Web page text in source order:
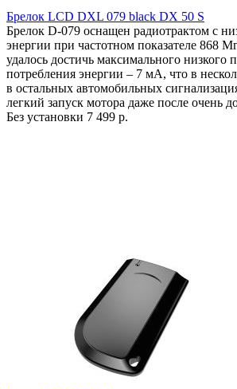
Брелок LCD DXL 079 black DX 50 S
Брелок D-079 оснащен радиотрактом с
энергии при частотном показателе 868
удалось достичь максимального низкого
потребления энергии – 7 мА, что в
в остальных автомобильных
легкий запуск мотора даже после очень
Без установки 7 499 р.